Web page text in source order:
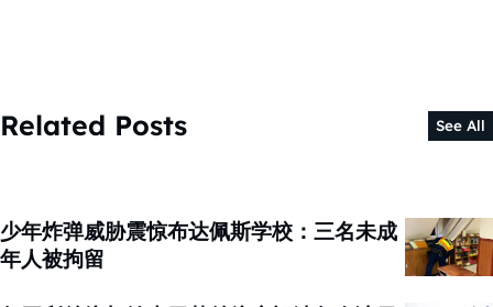
Related Posts See All
少年炸弹威胁震惊布达佩斯学校：三名未成
年人被拘留